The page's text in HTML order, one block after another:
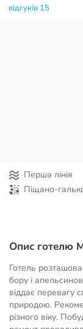
відгуків 15
Перша лінія
Піщано-
Опис готелю
Готель
бору і
віддає перевагу
природою.
різного віку.